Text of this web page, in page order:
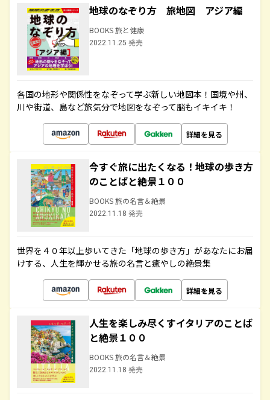
地球のなぞり方 旅地図 アジア編
BOOKS 旅と健康
2022.11.25 発売
各国の地形や関係性をなぞって学ぶ新しい地図本！国境や州、
川や街道、島など旅気分で地図をなぞって脳もイキイキ！
詳細を見る
今すぐ旅に出たくなる！地球の歩き方
のことばと絶景１００
BOOKS 旅の名言＆絶景
2022.11.18 発売
世界を４０年以上歩いてきた「地球の歩き方」があなたにお届
けする、人生を輝かせる旅の名言と癒やしの絶景集
詳細を見る
人生を楽しみ尽くすイタリアのことば
と絶景１００
BOOKS 旅の名言＆絶景
2022.11.18 発売